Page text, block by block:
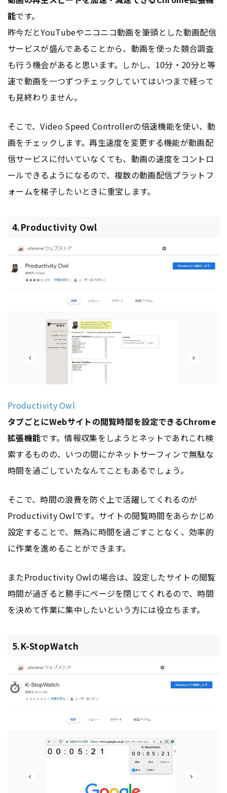
能です。
昨今だとYouTubeやニコニコ動画を筆頭とした動画配信
サービスが盛んであることから、動画を使った競合調査
も行う機会があると思います。しかし、10分・20分と等
速で動画を一つずつチェックしていてはいつまで経って
も見終わりません。
そこで、Video Speed Controllerの倍速機能を使い、動
画をチェックします。再生速度を変更する機能が動画配
信サービスに付いていなくても、動画の速度をコントロ
ールできるようになるので、複数の動画配信プラット フ
ォームを梯子したいときに重宝します。
4.Productivity Owl
Productivity Owl
タブごとにWebサイトの閲覧時間を設定できるChrome
拡張機能です。情報収集をしようとネットであれこれ検
索するものの、いつの間にかネットサーフィンで無駄な
時間を過ごしていたなんてこともあるでしょう。
そこで、時間の浪費を防ぐ上で活躍してくれるのが
Productivity Owlです。サイトの閲覧時間をあらかじめ
設定することで、無為に時間を過ごすことなく、効率的
に作業を進めることができます。
またProductivity Owlの場合は、設定したサイトの閲覧
時間が過ぎると勝手にページを閉じてくれるので、時間
を決めて作業に集中したいという方には役立ちます。
5.K-StopWatch